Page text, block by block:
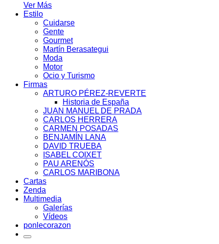
Ver Más
Estilo
Cuidarse
Gente
Gourmet
Martín Berasategui
Moda
Motor
Ocio y Turismo
Firmas
ARTURO PÉREZ-REVERTE
Historia de España
JUAN MANUEL DE PRADA
CARLOS HERRERA
CARMEN POSADAS
BENJAMÍN LANA
DAVID TRUEBA
ISABEL COIXET
PAU ARENÓS
CARLOS MARIBONA
Cartas
Zenda
Multimedia
Galerías
Vídeos
ponlecorazon